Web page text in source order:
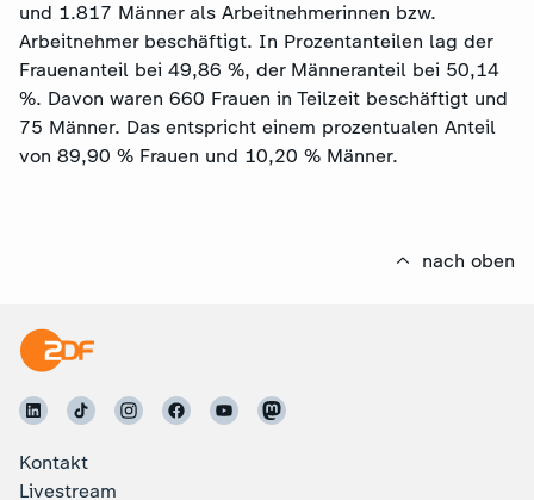
und 1.817 Männer als Arbeitnehmerinnen bzw.
Arbeitnehmer beschäftigt. In Prozentanteilen lag der
Frauenanteil bei 49,86 %, der Männeranteil bei 50,14
%. Davon waren 660 Frauen in Teilzeit beschäftigt und
75 Männer. Das entspricht einem prozentualen Anteil
von 89,90 % Frauen und 10,20 % Männer.
nach oben
Kontakt
Livestream